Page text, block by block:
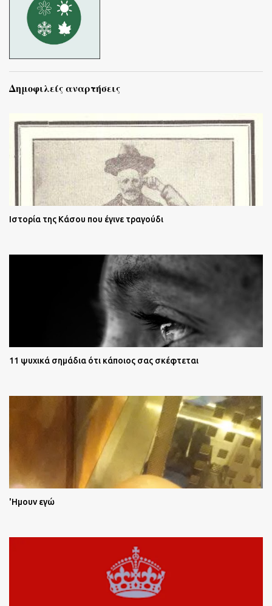
Δημοφιλείς αναρτήσεις
Ιστορία της Κάσου που έγινε τραγούδι
11 ψυχικά σημάδια ότι κάποιος σας σκέφτεται
'Ημουν εγώ